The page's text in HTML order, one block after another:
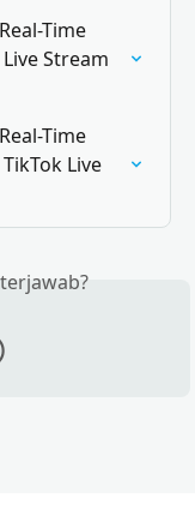
Time
Stream
Time
Live